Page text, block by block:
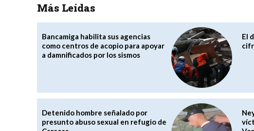
Más Leídas
Bancamiga habilita sus agencias
como centros de acopio para apoyar
a damnificados por los sismos
El
Detenido hombre señalado por
presunto abuso sexual en refugio de